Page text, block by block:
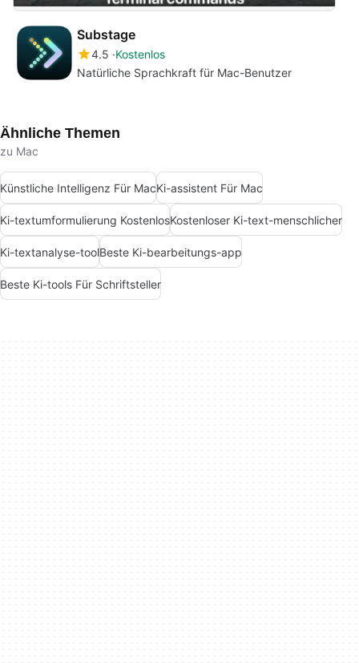
Substage
4.5 Kostenlos
Natürliche Sprachkraft für Mac-Benutzer
Ähnliche Themen
zu Mac
Künstliche Intelligenz Für MacKi-assistent Für Mac
Ki-textumformulierung KostenlosKostenloser Ki-text-menschlicher
Ki-textanalyse-toolBeste Ki-bearbeitungs-app
Beste Ki-tools Für Schriftsteller